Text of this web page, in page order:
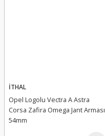
İTHAL
Opel Logolu Vectra A Astra
Corsa Zafira Omega Jant Arması
54mm